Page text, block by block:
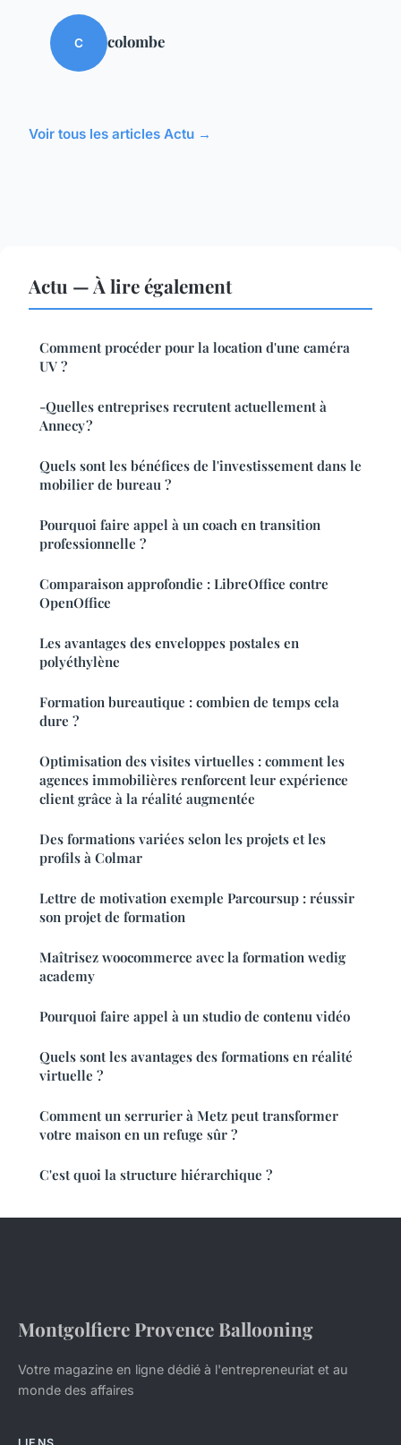
C colombe
Voir tous les articles Actu →
Actu — À lire également
Comment procéder pour la location d'une caméra
UV ?
-Quelles entreprises recrutent actuellement à
Annecy ?
Quels sont les bénéfices de l'investissement dans le
mobilier de bureau ?
Pourquoi faire appel à un coach en transition
professionnelle ?
Comparaison approfondie : LibreOffice contre
OpenOffice
Les avantages des enveloppes postales en
polyéthylène
Formation bureautique : combien de temps cela
dure ?
Optimisation des visites virtuelles : comment les
agences immobilières renforcent leur expérience
client grâce à la réalité augmentée
Des formations variées selon les projets et les
profils à Colmar
Lettre de motivation exemple Parcoursup : réussir
son projet de formation
Maîtrisez woocommerce avec la formation wedig
academy
Pourquoi faire appel à un studio de contenu vidéo
Quels sont les avantages des formations en réalité
virtuelle ?
Comment un serrurier à Metz peut transformer
votre maison en un refuge sûr ?
C'est quoi la structure hiérarchique ?
Montgolfiere Provence Ballooning
Votre magazine en ligne dédié à l'entrepreneuriat et au
monde des affaires